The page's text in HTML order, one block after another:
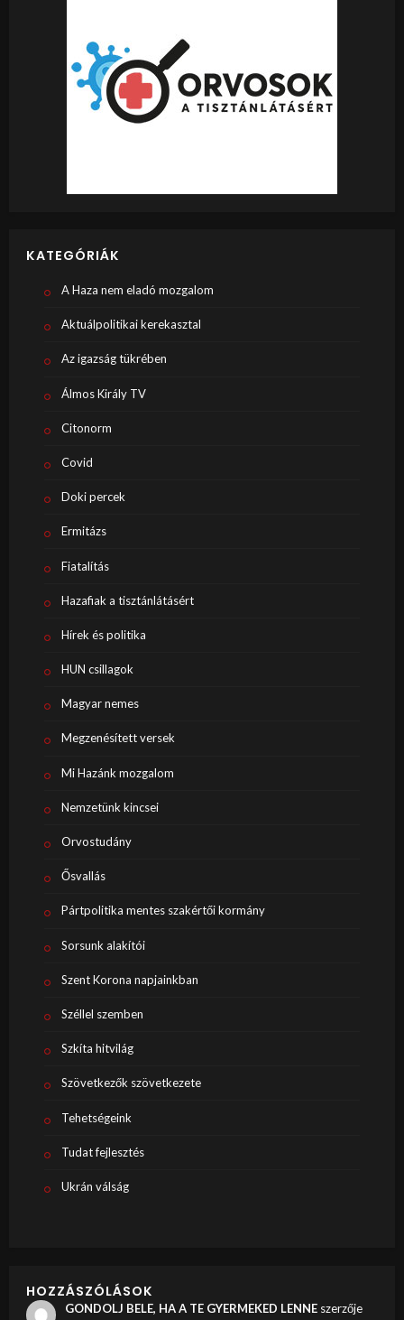
KATEGÓRIÁK
A Haza nem eladó mozgalom
Aktuálpolitikai kerekasztal
Az igazság tükrében
Álmos Király TV
Citonorm
Covid
Doki percek
Ermitázs
Fiatalítás
Hazafiak a tisztánlátásért
Hírek és politika
HUN csillagok
Magyar nemes
Megzenésített versek
Mi Hazánk mozgalom
Nemzetünk kincsei
Orvostudány
Ősvallás
Pártpolitika mentes szakértői kormány
Sorsunk alakítói
Szent Korona napjainkban
Széllel szemben
Szkíta hitvilág
Szövetkezők szövetkezete
Tehetségeink
Tudat fejlesztés
Ukrán válság
HOZZÁSZÓLÁSOK
GONDOLJ BELE, HA A TE GYERMEKED LENNEszerzője